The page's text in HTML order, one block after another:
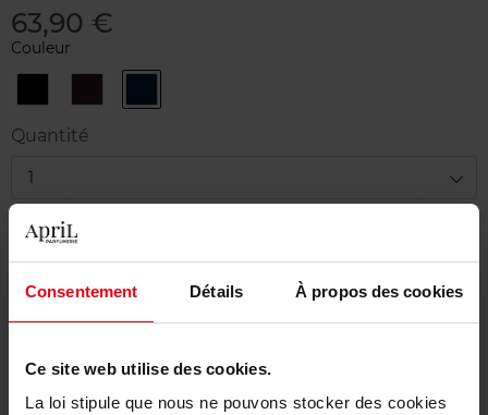
Consentement Détails À propos des cookies
Ce site web utilise des cookies.
La loi stipule que nous ne pouvons stocker des cookies
63,90 €
Couleur
Deep
Black
Deep DEEP
Quantité
1
Livraison
En stock
Livraison gratuite à partir de 50€
Retour gratuit dans votre magasin